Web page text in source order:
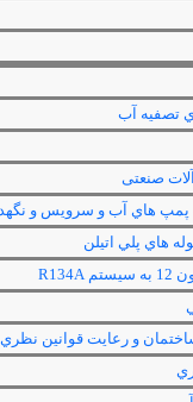
تصفيه آب
صنعتی
پمپ هاي آب و سرويس و
هاي پلي اتيلن
R134A
و رعايت قوانين نظري